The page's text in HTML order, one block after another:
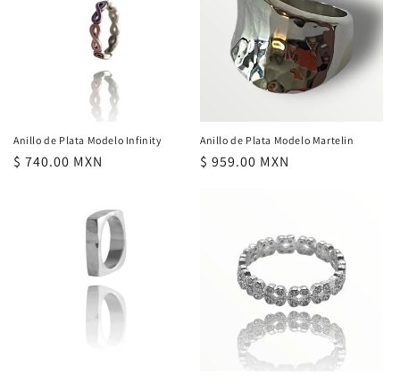
Anillo de Plata Modelo Infinity
Precio
$ 740.00 MXN
Anillo de Plata Modelo Martelin
Precio
$ 959.00 MXN